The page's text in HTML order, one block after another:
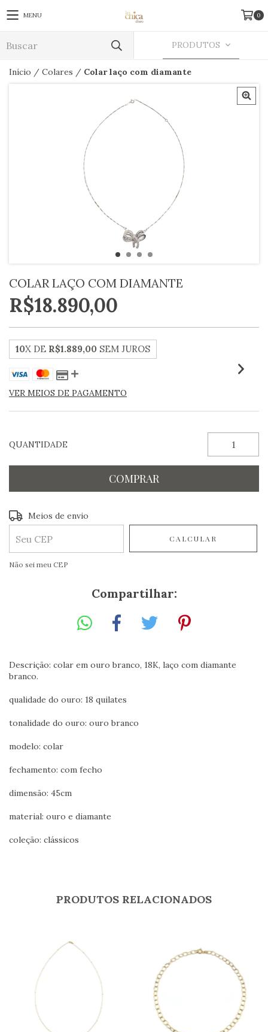
MENU 0
PRODUTOS
Início / Colares / Colar laço com diamante
COLAR LAÇO COM DIAMANTE
R$18.890,00
10X DE R$1.889,00 SEM JUROS
VER MEIOS DE PAGAMENTO
QUANTIDADE
Entregas para o CEP:
Meios de envio
CALCULAR
Não sei meu CEP
Compartilhar:
Descrição: colar em ouro branco, 18K, laço com diamante
branco.
qualidade do ouro: 18 quilates
tonalidade do ouro: ouro branco
modelo: colar
fechamento: com fecho
dimensão: 45cm
material: ouro e diamante
coleção: clássicos
PRODUTOS RELACIONADOS